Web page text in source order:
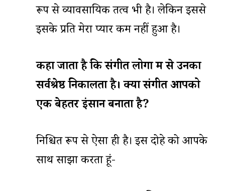
रूप से व्यावसायिक तत्व भी है। लेकिन इससे
इसके प्रति मेरा प्यार कम नहीं हुआ है।
कहाजाताहैकिसंगीतलोगोंमेंसेउनका
सर्वश्रेष्ठनिकालताहै। क्यासंगीतआपको
एकबेहतरइंसानबनाताहै?
निश्चित रूप से ऐसा ही है। इस दोहे को आपके
साथ साझा करता हूं-